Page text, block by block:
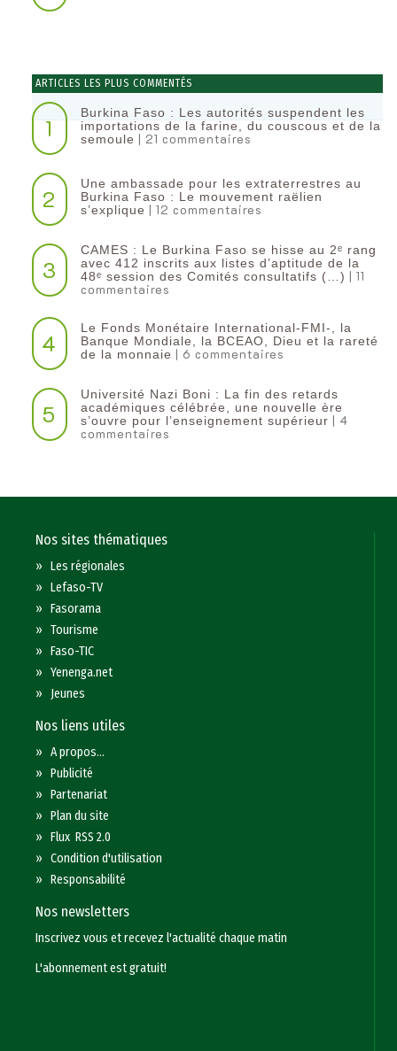
ARTICLES LES PLUS COMMENTÉS
1
Burkina Faso : Les autorités suspendent les
importations de la farine, du couscous et de la
semoule | 21 commentaires
2
Une ambassade pour les extraterrestres au
Burkina Faso : Le mouvement raëlien
s’explique | 12 commentaires
3
CAMES : Le Burkina Faso se hisse au 2ᵉ rang
avec 412 inscrits aux listes d’aptitude de la
48ᵉ session des Comités consultatifs (…) | 11
commentaires
4
Le Fonds Monétaire International-FMI-, la
Banque Mondiale, la BCEAO, Dieu et la rareté
de la monnaie | 6 commentaires
5
Université Nazi Boni : La fin des retards
académiques célébrée, une nouvelle ère
s’ouvre pour l’enseignement supérieur | 4
commentaires
Nos sites thématiques
»Les régionales
»Lefaso-TV
»Fasorama
»Tourisme
»Faso-TIC
»Yenenga.net
» Jeunes
Nos liens utiles
»A propos...
»Publicité
»Partenariat
»Plan du site
»Flux RSS 2.0
»Condition d'utilisation
»Responsabilité
Nos newsletters
Inscrivez vous et recevez l'actualité chaque matin
L'abonnement est gratuit!